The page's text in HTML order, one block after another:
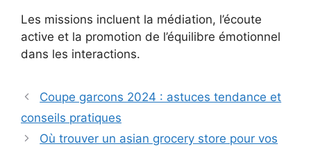
Les missions incluent la médiation, l’écoute
active et la promotion de l’équilibre émotionnel
dans les interactions.
Coupe garcons 2024 : astuces tendance et
conseils pratiques
Où trouver un asian grocery store pour vos